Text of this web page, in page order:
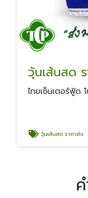
วุ้นเส้นสด
ไทยเซ็นเตอร์ฟู้ด
วุ้นเส้นสด ราคาส่ง